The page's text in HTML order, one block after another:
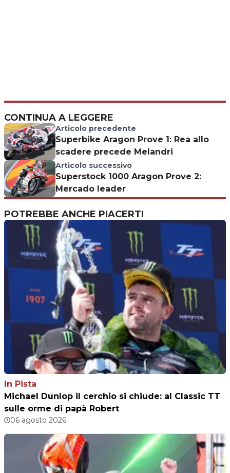
CONTINUA A LEGGERE
Articolo precedente
Superbike Aragon Prove 1: Rea allo
scadere precede Melandri
Articolo successivo
Superstock 1000 Aragon Prove 2:
Mercado leader
POTREBBE ANCHE PIACERTI
In Pista
Michael Dunlop il cerchio si chiude: al Classic TT
sulle orme di papà Robert
06 agosto 2026